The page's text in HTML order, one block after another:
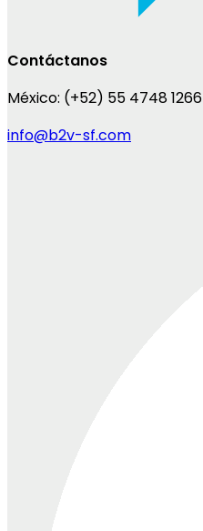
Contáctanos
México: (+52) 55 4748 1266
info@b2v-sf.com